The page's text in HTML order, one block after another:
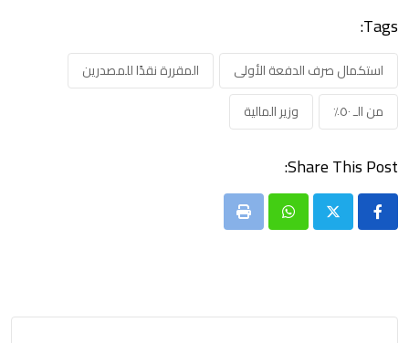
Tags:
استكمال صرف الدفعة الأولى
المقررة نقدًا للمصدرين
من الـ ٥٠٪؜
وزير المالية
Share This Post:
Whatsapp
Print